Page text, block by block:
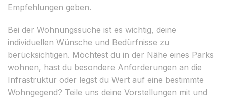
Empfehlungen geben.
Bei der Wohnungssuche ist es wichtig, deine
individuellen Wünsche und Bedürfnisse zu
berücksichtigen. Möchtest du in der Nähe eines Parks
wohnen, hast du besondere Anforderungen an die
Infrastruktur oder legst du Wert auf eine bestimmte
Wohngegend? Teile uns deine Vorstellungen mit und